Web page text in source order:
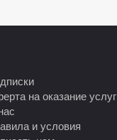
на оказание услуг
и условия